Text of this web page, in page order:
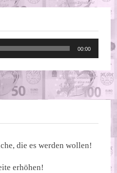
00:00
die es werden wollen!
erhöhen!